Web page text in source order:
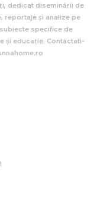
dedicat diseminării de
reportaje și analize pe
specifice de
și educație. Contactati-